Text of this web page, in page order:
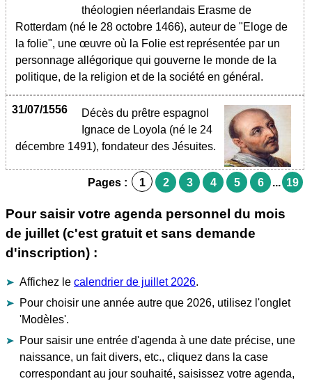
théologien néerlandais Erasme de
Rotterdam (né le 28 octobre 1466), auteur de "Eloge de
la folie", une œuvre où la Folie est représentée par un
personnage allégorique qui gouverne le monde de la
politique, de la religion et de la société en général.
31/07/1556
Décès du prêtre espagnol
Ignace de Loyola (né le 24
décembre 1491), fondateur des Jésuites.
Pages : 1 2 3 4 5 6 ... 19
Pour saisir votre agenda personnel du mois
de juillet (c'est gratuit et sans demande
d'inscription) :
Affichez le calendrier de juillet 2026.
Pour choisir une année autre que 2026, utilisez l'onglet
'Modèles'.
Pour saisir une entrée d'agenda à une date précise, une
naissance, un fait divers, etc., cliquez dans la case
correspondant au jour souhaité, saisissez votre agenda,